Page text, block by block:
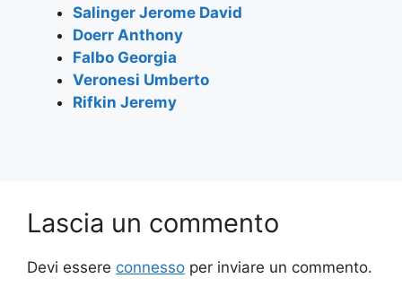
Salinger Jerome David
Doerr Anthony
Falbo Georgia
Veronesi Umberto
Rifkin Jeremy
Lascia un commento
Devi essere connesso per inviare un commento.